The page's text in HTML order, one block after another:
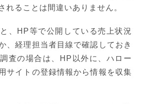
れることは間違いありません。
、HP等で公開している売上状況
、経理担当者目線で確認しておき
査の場合は、HP以外に、ハロー
サイトの登録情報から情報を収集